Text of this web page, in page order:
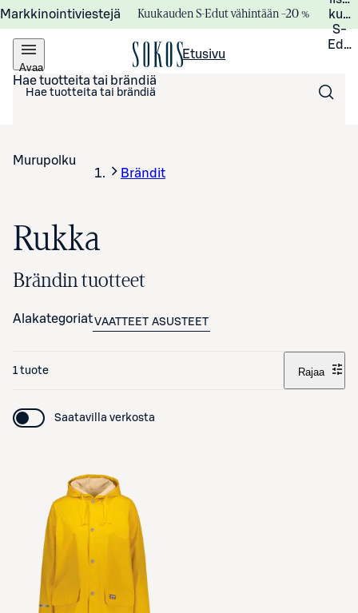
Markkinointiviestejä Kuukauden S-Edut vähintään –20 %
S-
Avaa
valikko
Etusivu
Hae tuotteita tai brändiä
Murupolku
Brändit
Rukka
Brändin tuotteet
AlakategoriatVAATTEET ASUSTEET
1 tuote Rajaa
Saatavilla verkosta